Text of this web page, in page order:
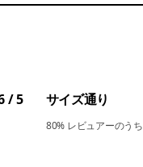
/ 5 サイズ通り
80% レビュアーのうち